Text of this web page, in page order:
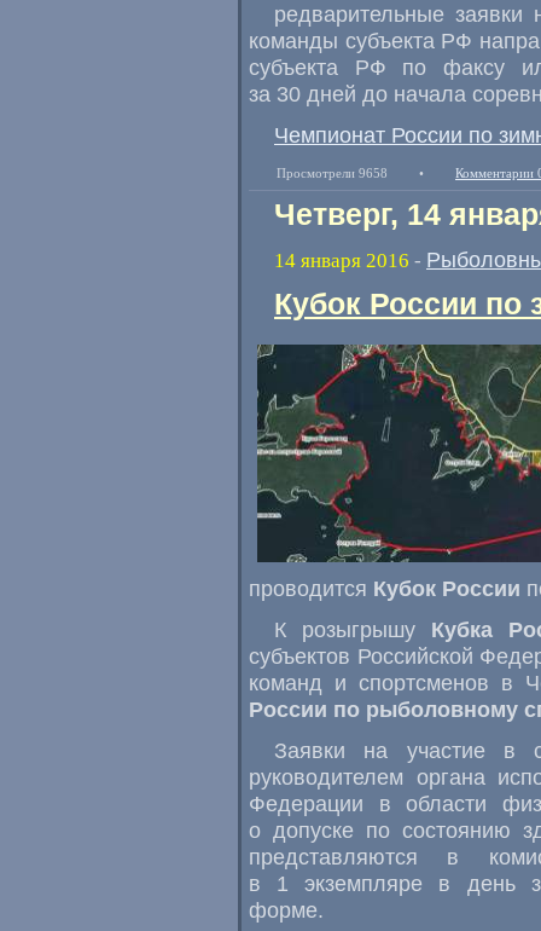
редварительные заявки
команды субъекта РФ
субъекта РФ по факсу
за 30 дней до начала
Чемпионат России по
Просмотрели 9658 • Комментарии
Четверг, 14
14 января 2016 -
Кубок России по
проводится Кубок России
К розыгрышу Кубка
субъектов Российской
команд и спортсменов в
России по рыболовному
Заявки на участие в
руководителем органа
Федерации в области
о допуске по состоянию
представляются в
в 1 экземпляре в день
форме.